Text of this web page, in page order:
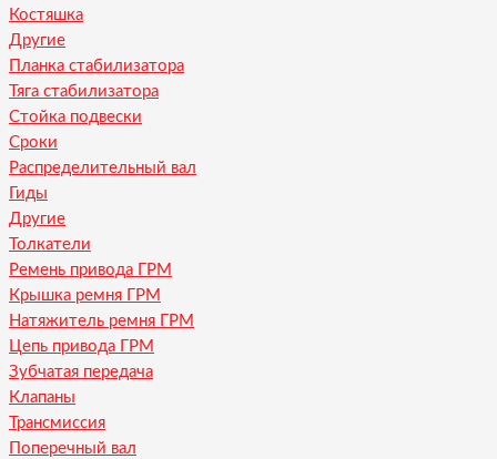
Костяшка
Другие
Планка стабилизатора
Тяга стабилизатора
Стойка подвески
Сроки
Распределительный вал
Гиды
Другие
Толкатели
Ремень привода ГРМ
Крышка ремня ГРМ
Натяжитель ремня ГРМ
Цепь привода ГРМ
Зубчатая передача
Клапаны
Трансмиссия
Поперечный вал